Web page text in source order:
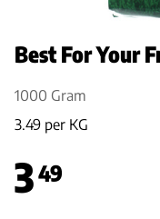
Best For Your
1000 Gram
3.49 per KG
349